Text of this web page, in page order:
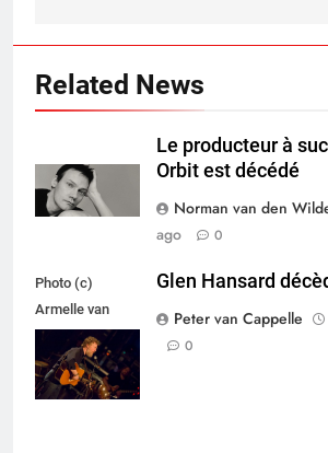
Related News
Le producteur à
Orbit est décédé
Norman van den
ago
0
Photo (c)
Armelle van
Helden,
Maxazine.nl
Glen Hansard
Peter van Cappelle
0